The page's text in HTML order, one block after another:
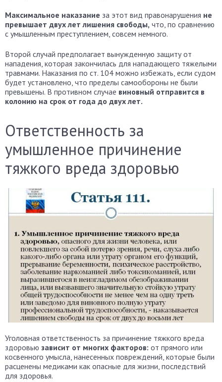
Максимальное наказание за этот вид правонарушения не
превышает двух лет лишения свободы, что, по сравнению
с умышленным преступлением, совсем немного.
Второй случай предполагает вынужденную защиту от
нападения, которая закончилась для нападающего тяжелыми
травмами. Наказания по ст. 104 можно избежать, если судом
будет установлено, что пределы самообороны не были
превышены. В противном случае виновный отправится в
колонию на срок от года до двух лет.
Ответственность за
умышленное причинение
тяжкого вреда здоровью
Уголовная ответственность за причинение тяжкого вреда
здоровью зависит от многих факторов: от прямого или
косвенного умысла, нанесенных повреждений, которые были
расценены медиками как опасные для жизни, последствий
для здоровья.